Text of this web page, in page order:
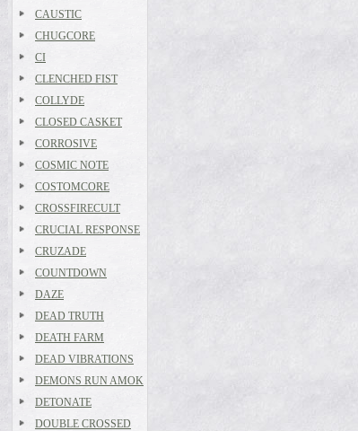
CAUSTIC
CHUGCORE
CI
CLENCHED FIST
COLLYDE
CLOSED CASKET
CORROSIVE
COSMIC NOTE
COSTOMCORE
CROSSFIRECULT
CRUCIAL RESPONSE
CRUZADE
COUNTDOWN
DAZE
DEAD TRUTH
DEATH FARM
DEAD VIBRATIONS
DEMONS RUN AMOK
DETONATE
DOUBLE CROSSED